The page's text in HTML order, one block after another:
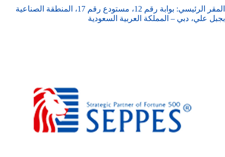
المقر الرئيسي: بوابة رقم 12، مستودع رقم 17، المنطقة الصناعية
بجبل علي، دبي – المملكة العربية السعودية